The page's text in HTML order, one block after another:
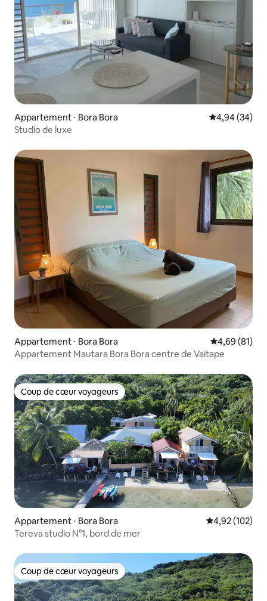
Appartement ⋅ Bora Bora Évaluation
4,94 (34)
Studio de luxe
Appartement ⋅ Bora Bora Évaluation
4,69 (81)
Appartement Mautara Bora Bora centre de Vaitape
Coup de cœur voyageurs
Coup de cœur voyageurs
Appartement ⋅ Bora Bora Évaluation
4,92 (102)
Tereva studio N°1, bord de mer
Coup de cœur voyageurs
Coup de cœur voyageurs